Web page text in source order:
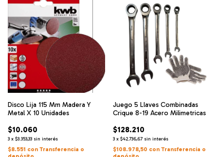
Disco Lija 115 Mm Madera Y
Metal X 10 Unidades
$10.060
3 x $3.353,33 sin interés
$8.551 con Transferencia o
Juego 5 Llaves Combinadas
Crique 8-19 Acero Milimetricas
$128.210
3 x $42.736,67 sin interés
$108.978,50 con Transferencia o